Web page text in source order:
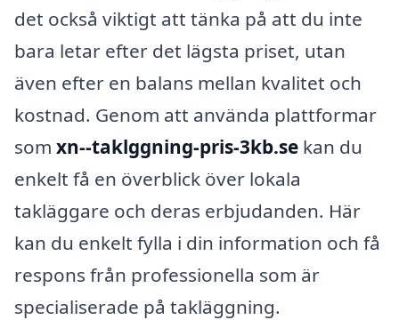
det också viktigt att tänka på att du inte
bara letar efter det lägsta priset, utan
även efter en balans mellan kvalitet och
kostnad. Genom att använda plattformar
som xn--taklggning-pris-3kb.se kan du
enkelt få en överblick över lokala
takläggare och deras erbjudanden. Här
kan du enkelt fylla i din information och få
respons från professionella som är
specialiserade på takläggning.